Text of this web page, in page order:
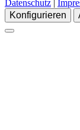
Datenschutz |
Konfigurieren